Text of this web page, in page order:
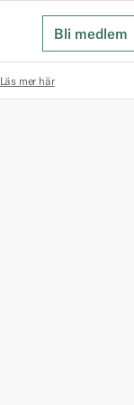
Bli medlem
Läs mer här